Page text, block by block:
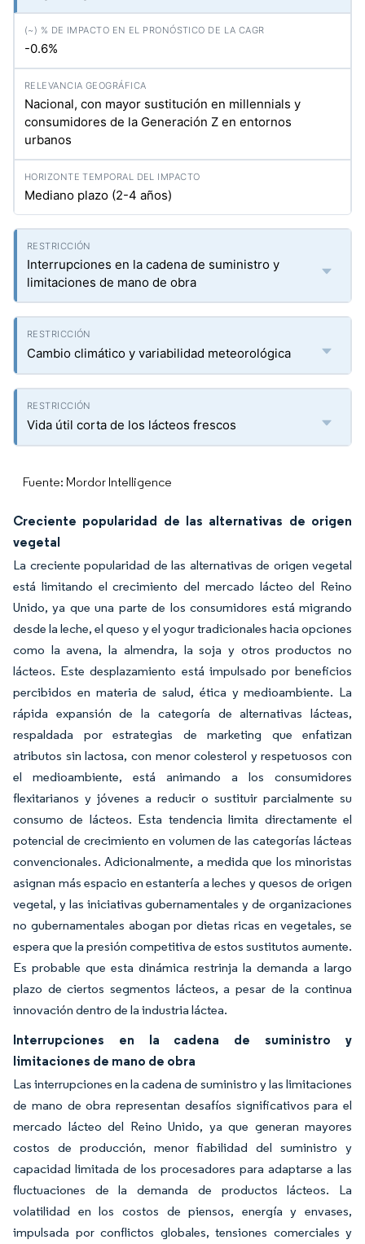
-0.6%
Nacional, con mayor sustitución en millennials y
consumidores de la Generación Z en entornos
urbanos
Mediano plazo (2-4 años)
Interrupciones en la cadena de suministro y
limitaciones de mano de obra
Cambio climático y variabilidad meteorológica
Vida útil corta de los lácteos frescos
Fuente: Mordor Intelligence
Creciente popularidad de las alternativas de origen
vegetal
La creciente popularidad de las alternativas de origen vegetal
está limitando el crecimiento del mercado lácteo del Reino
Unido, ya que una parte de los consumidores está migrando
desde la leche, el queso y el yogur tradicionales hacia opciones
como la avena, la almendra, la soja y otros productos no
lácteos. Este desplazamiento está impulsado por beneficios
percibidos en materia de salud, ética y medioambiente. La
rápida expansión de la categoría de alternativas lácteas,
respaldada por estrategias de marketing que enfatizan
atributos sin lactosa, con menor colesterol y respetuosos con
el medioambiente, está animando a los consumidores
flexitarianos y jóvenes a reducir o sustituir parcialmente su
consumo de lácteos. Esta tendencia limita directamente el
potencial de crecimiento en volumen de las categorías lácteas
convencionales. Adicionalmente, a medida que los minoristas
asignan más espacio en estantería a leches y quesos de origen
vegetal, y las iniciativas gubernamentales y de organizaciones
no gubernamentales abogan por dietas ricas en vegetales, se
espera que la presión competitiva de estos sustitutos aumente.
Es probable que esta dinámica restrinja la demanda a largo
plazo de ciertos segmentos lácteos, a pesar de la continua
innovación dentro de la industria láctea.
Interrupciones en la cadena de suministro y
limitaciones de mano de obra
Las interrupciones en la cadena de suministro y las limitaciones
de mano de obra representan desafíos significativos para el
mercado lácteo del Reino Unido, ya que generan mayores
costos de producción, menor fiabilidad del suministro y
capacidad limitada de los procesadores para adaptarse a las
fluctuaciones de la demanda de productos lácteos. La
volatilidad en los costos de piensos, energía y envases,
impulsada por conflictos globales, tensiones comerciales y